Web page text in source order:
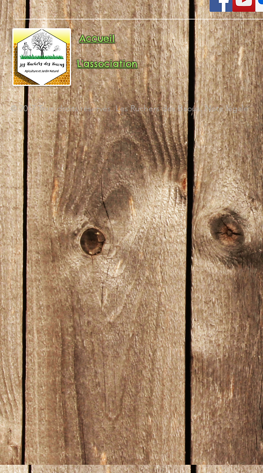
Accueil
L'association
© 2017 Tous droits réservés. Les Ruchers des Baous. Note légale